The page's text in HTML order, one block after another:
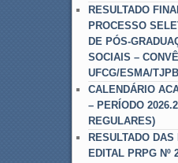
RESULTADO
PROCESSO
DE PÓS-
SOCIAIS –
UFCG/ESMA/TJPB
CALENDÁRIO
– PERÍODO
REGULARES)
RESULTADO
EDITAL PRPG Nº